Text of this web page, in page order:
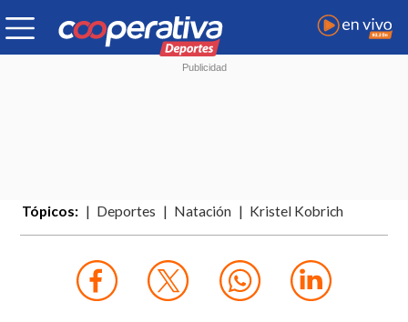
Tópicos: Deportes Natación Kristel Kobrich